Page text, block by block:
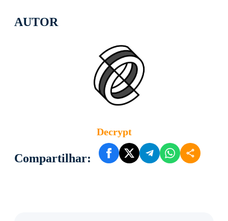
AUTOR
Decrypt
Compartilhar: